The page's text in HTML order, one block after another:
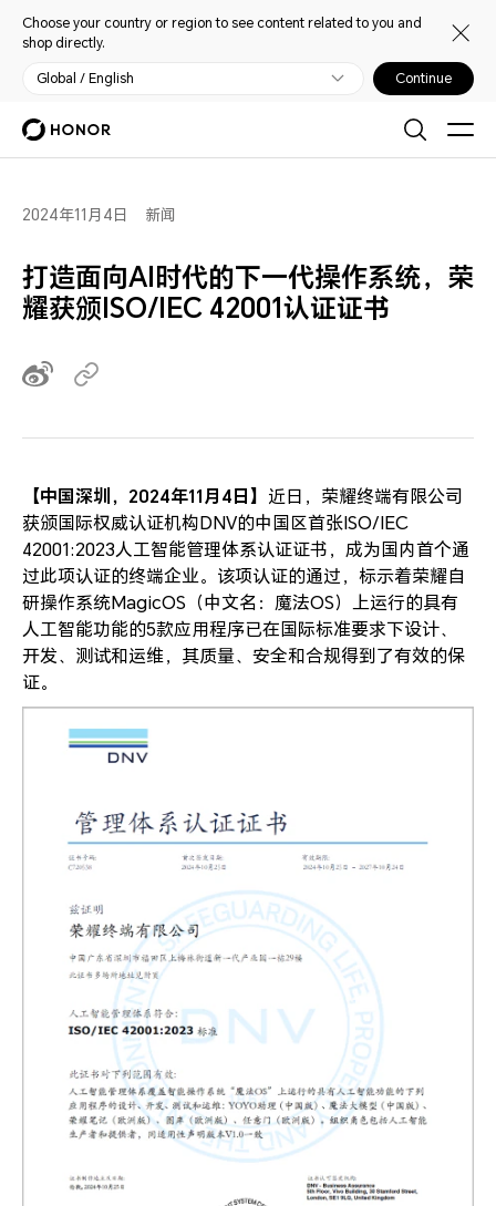
Choose your country or region to see content related to you and
shop directly.
Global / English Continue
2024年11月4日 新闻
打造面向AI时代的下一代操作系统，荣
耀获颁ISO/IEC 42001认证证书
【中国深圳，2024年11月4日】 近日，荣耀终端有限公司
获颁国际权威认证机构DNV的中国区首张ISO/IEC
42001:2023人工智能管理体系认证证书，成为国内首个通
过此项认证的终端企业。该项认证的通过，标示着荣耀自
研操作系统MagicOS（中文名：魔法OS）上运行的具有
人工智能功能的5款应用程序已在国际标准要求下设计、
开发、测试和运维，其质量、安全和合规得到了有效的保
证。